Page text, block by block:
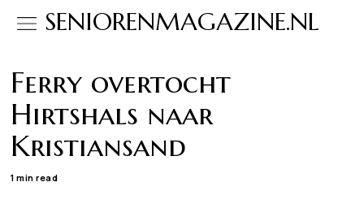
SENIORENMAGAZINE.NL
Ferry overtocht
Hirtshals naar
Kristiansand
1 min read